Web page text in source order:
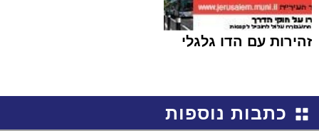
זהירות עם הדו גלגלי
כתבות נוספות